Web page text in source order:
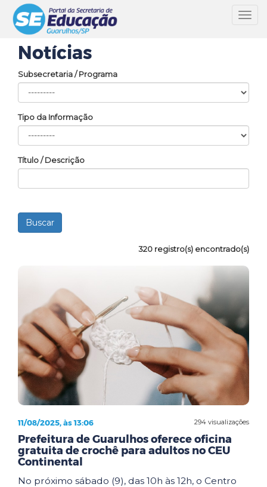
Notícias
Subsecretaria / Programa
Tipo da Informação
Título / Descrição
320 registro(s) encontrado(s)
294 visualizações
11/08/2025, às 13:06
Prefeitura de Guarulhos oferece oficina
gratuita de crochê para adultos no CEU
Continental
No próximo sábado (9), das 10h às 12h, o Centro